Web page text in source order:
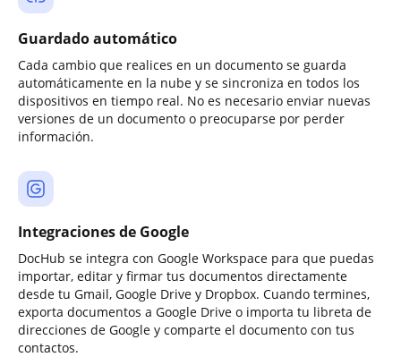
Guardado automático
Cada cambio que realices en un documento se guarda
automáticamente en la nube y se sincroniza en todos los
dispositivos en tiempo real. No es necesario enviar nuevas
versiones de un documento o preocuparse por perder
información.
Integraciones de Google
DocHub se integra con Google Workspace para que puedas
importar, editar y firmar tus documentos directamente
desde tu Gmail, Google Drive y Dropbox. Cuando termines,
exporta documentos a Google Drive o importa tu libreta de
direcciones de Google y comparte el documento con tus
contactos.